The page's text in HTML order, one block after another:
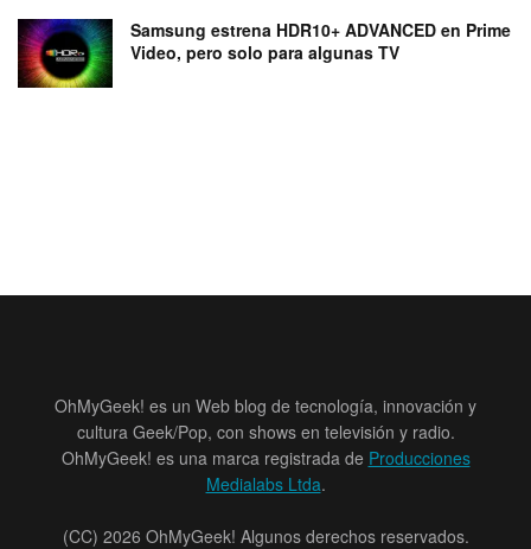
Samsung estrena HDR10+ ADVANCED en Prime
Video, pero solo para algunas TV
OhMyGeek! es un Web blog de tecnología, innovación y
cultura Geek/Pop, con shows en televisión y radio.
OhMyGeek! es una marca registrada de Producciones
Medialabs Ltda.
(CC) 2026 OhMyGeek! Algunos derechos reservados.